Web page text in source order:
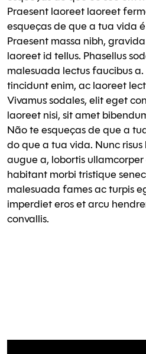
Praesent laoreet laoreet
esqueças de que a tua vida
Praesent massa nibh,
laoreet id tellus. Phasellus
malesuada lectus faucibus
tincidunt enim, ac laoreet
Vivamus sodales, elit eget
laoreet nisi, sit amet
Não te esqueças de que a
do que a tua vida. Nunc
augue a, lobortis
habitant morbi tristique
malesuada fames ac turpis
imperdiet eros et arcu
convallis.